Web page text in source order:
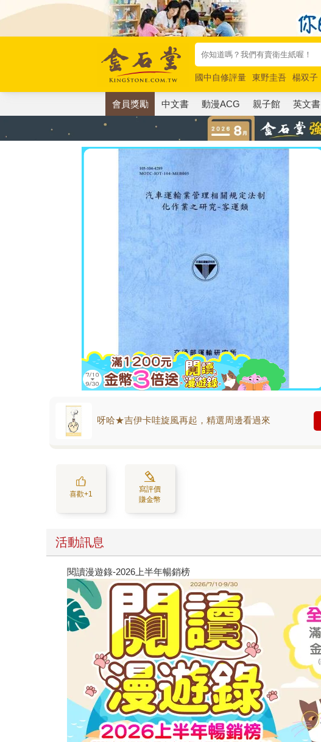
國中自修評量 東野圭吾 楊双子
唯紅花綻放
奧德賽 路邊攤新作
會員獎勵 中文書 動漫ACG 親子館 英文書
呀哈★吉伊卡哇旋風再起，精選周邊看過來
喜歡+1
寫評價
賺金幣
活動訊息
閱讀漫遊錄-2026上半年暢銷榜